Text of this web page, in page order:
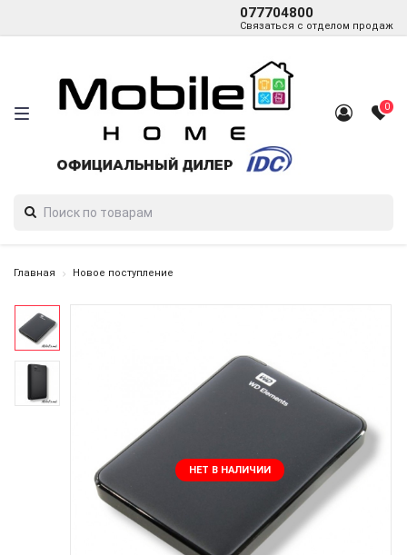
077704800
Связаться с отделом продаж
0
Главная Новое поступление
НЕТ В НАЛИЧИИ